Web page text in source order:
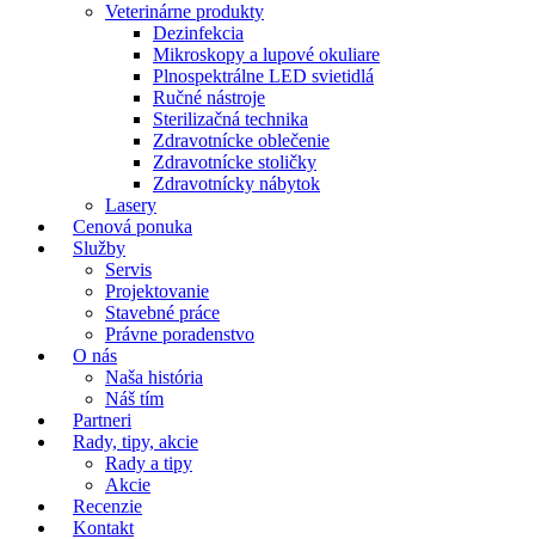
Veterinárne produkty
Dezinfekcia
Mikroskopy a lupové okuliare
Plnospektrálne LED svietidlá
Ručné nástroje
Sterilizačná technika
Zdravotnícke oblečenie
Zdravotnícke stoličky
Zdravotnícky nábytok
Lasery
Cenová ponuka
Služby
Servis
Projektovanie
Stavebné práce
Právne poradenstvo
O nás
Naša história
Náš tím
Partneri
Rady, tipy, akcie
Rady a tipy
Akcie
Recenzie
Kontakt